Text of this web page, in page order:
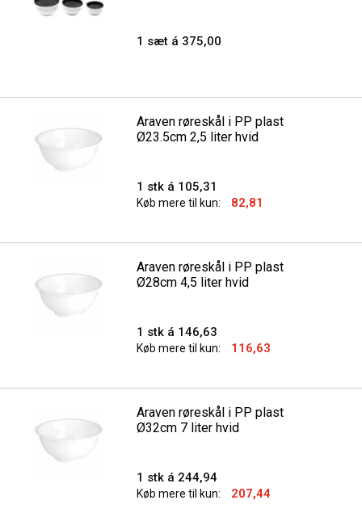
1 sæt á 375,00
Araven røreskål i PP plast
Ø23.5cm 2,5 liter hvid
1 stk á 105,31
Køb mere til kun: 82,81
Araven røreskål i PP plast
Ø28cm 4,5 liter hvid
1 stk á 146,63
Køb mere til kun: 116,63
Araven røreskål i PP plast
Ø32cm 7 liter hvid
1 stk á 244,94
Køb mere til kun: 207,44